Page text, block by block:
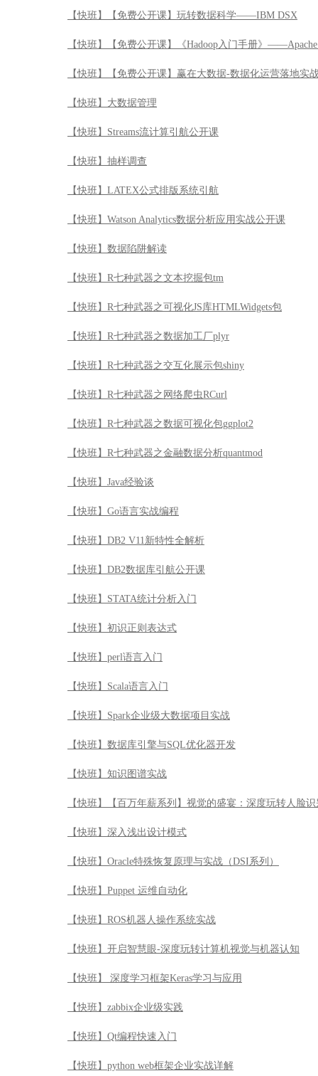
【快班】抽样调查
【快班】LATEX公式排版系统引航
【快班】Watson Analytics数据分析应用实战公开课
【快班】数据陷阱解读
【快班】R七种武器之文本挖掘包tm
【快班】R七种武器之可视化JS库HTMLWidgets包
【快班】R七种武器之数据加工厂plyr
【快班】R七种武器之交互化展示包shiny
【快班】R七种武器之网络爬虫RCurl
【快班】R七种武器之数据可视化包ggplot2
【快班】R七种武器之金融数据分析quantmod
【快班】Java经验谈
【快班】Go语言实战编程
【快班】DB2 V11新特性全解析
【快班】DB2数据库引航公开课
【快班】STATA统计分析入门
【快班】初识正则表达式
【快班】perl语言入门
【快班】Scala语言入门
【快班】Spark企业级大数据项目实战
【快班】数据库引擎与SQL优化器开发
【快班】知识图谱实战
【快班】【百万年薪系列】视觉的盛宴：深度玩转人脸识
【快班】深入浅出设计模式
【快班】Oracle特殊恢复原理与实战（DSI系列）
【快班】Puppet 运维自动化
【快班】ROS机器人操作系统实战
【快班】开启智慧眼-深度玩转计算机视觉与机器认知
【快班】 深度学习框架Keras学习与应用
【快班】zabbix企业级实践
【快班】Qt编程快速入门
【快班】python web框架企业实战详解
【快班】python魔鬼训练营
【快班】数据治理及数据仓库模型设计
【快班】金融的人工智能革命
【快班】软件架构必备基础
【快班】MySQL性能优化最佳实践